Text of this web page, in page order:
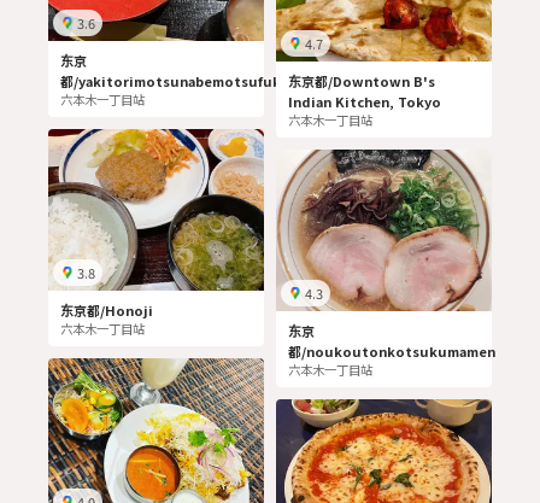
3.6
东京
都/yakitorimotsunabemotsufuku
六本木一丁目站
3.8
东京都/Honoji
六本木一丁目站
4.7
东京都/Downtown B's
Indian Kitchen, Tokyo
六本木一丁目站
4.3
东京
都/noukoutonkotsukumamen
六本木一丁目站